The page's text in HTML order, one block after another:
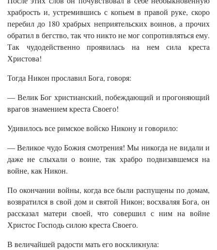
храбрость и, устремившись с копьем в правой руке, скоро
перебил до 180 храбрых неприятельских воинов, а прочих
обратил в бегство, так что никто не мог сопротивляться ему.
Так чудодейственно проявилась на нем сила креста
Христова!
Тогда Никон прославил Бога, говоря:
— Велик Бог христианский, побеждающий и прогоняющий
врагов знамением креста Своего!
Удивилось все римское войско Никону и говорило:
— Великое чудо Божия смотрения! Мы никогда не видали и
даже не слыхали о воине, так храбро подвизавшемся на
войне, как Никон.
По окончании войны, когда все были распущены по домам,
возвратился в свой дом и святой Никон; восхваляя Бога, он
рассказал матери своей, что совершил с ним на войне
Христос Господь силою креста Своего.
В величайшей радости мать его воскликнула: